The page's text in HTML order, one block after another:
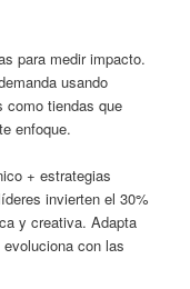
para medir impacto.
usando
como tiendas que
enfoque.
+ estrategias
invierten el 30%
y creativa. Adapta
con las